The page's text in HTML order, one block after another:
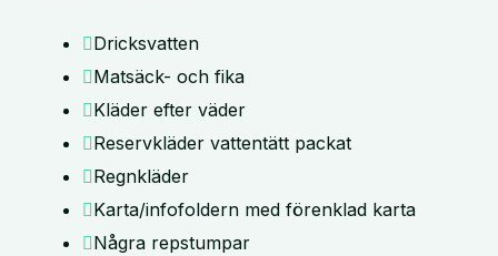
Dricksvatten
Matsäck- och fika
Kläder efter väder
Reservkläder vattentätt packat
Regnkläder
Karta/infofoldern med förenklad karta
Några repstumpar